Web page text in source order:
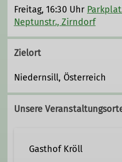
Freitag, 16:30 Uhr
Neptunstr., Zirndorf
Zielort
Niedernsill, Österreich
Unsere
Gasthof Kröll